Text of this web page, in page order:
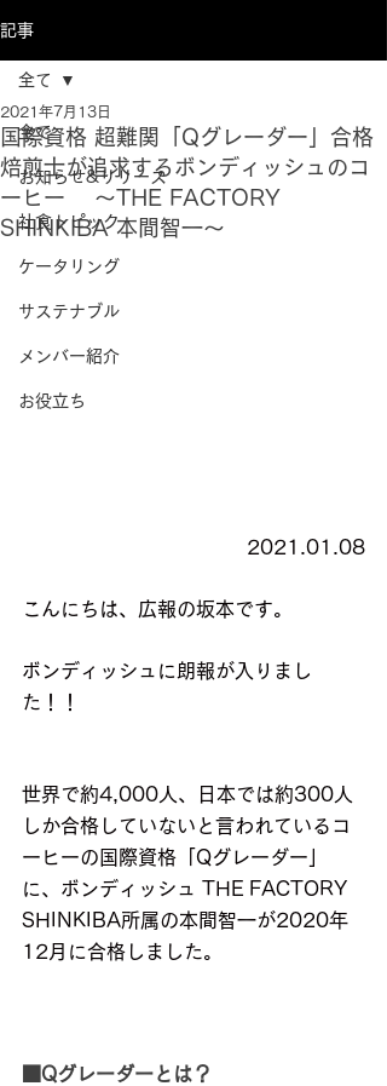
記事
全て
お知らせ&リリース
社食トピック
ケータリング
サステナブル
メンバー紹介
お役立ち
全て
国際資格 超難関「Qグレーダー」合格
焙煎士が追求するボンディッシュのコ
ーヒー 〜THE FACTORY
SHINKIBA 本間智一〜
2021年7月13日
2021.01.08
こんにちは、広報の坂本です。
ボンディッシュに朗報が入りまし
た！！
世界で約4,000人、日本では約300人
しか合格していないと言われているコ
ーヒーの国際資格「Qグレーダー」
に、ボンディッシュ THE FACTORY
SHINKIBA所属の本間智一が2020年
12月に合格しました。
■Qグレーダーとは？